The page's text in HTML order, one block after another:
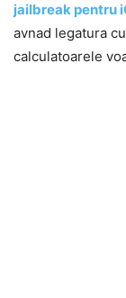
jailbreak pentru
avnad legatura
calculatoarele